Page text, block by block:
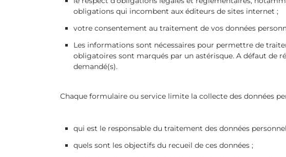
obligations qui incombent aux éditeurs de sites internet ;
votre consentement au traitement de vos données
Les informations sont nécessaires pour permettre de
obligatoires sont marqués par un astérisque. A défaut de
demandé(s).
Chaque formulaire ou service limite la collecte des données
qui est le responsable du traitement des données
quels sont les objectifs du recueil de ces données ;